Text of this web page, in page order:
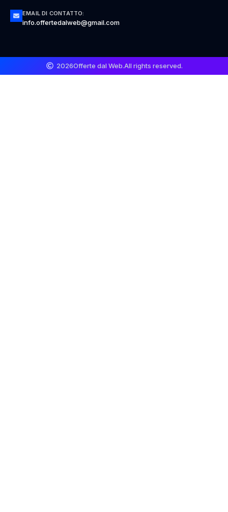
EMAIL DI CONTATTO:
info.offertedalweb@gmail.com
2026Offerte dal Web.All rights reserved.